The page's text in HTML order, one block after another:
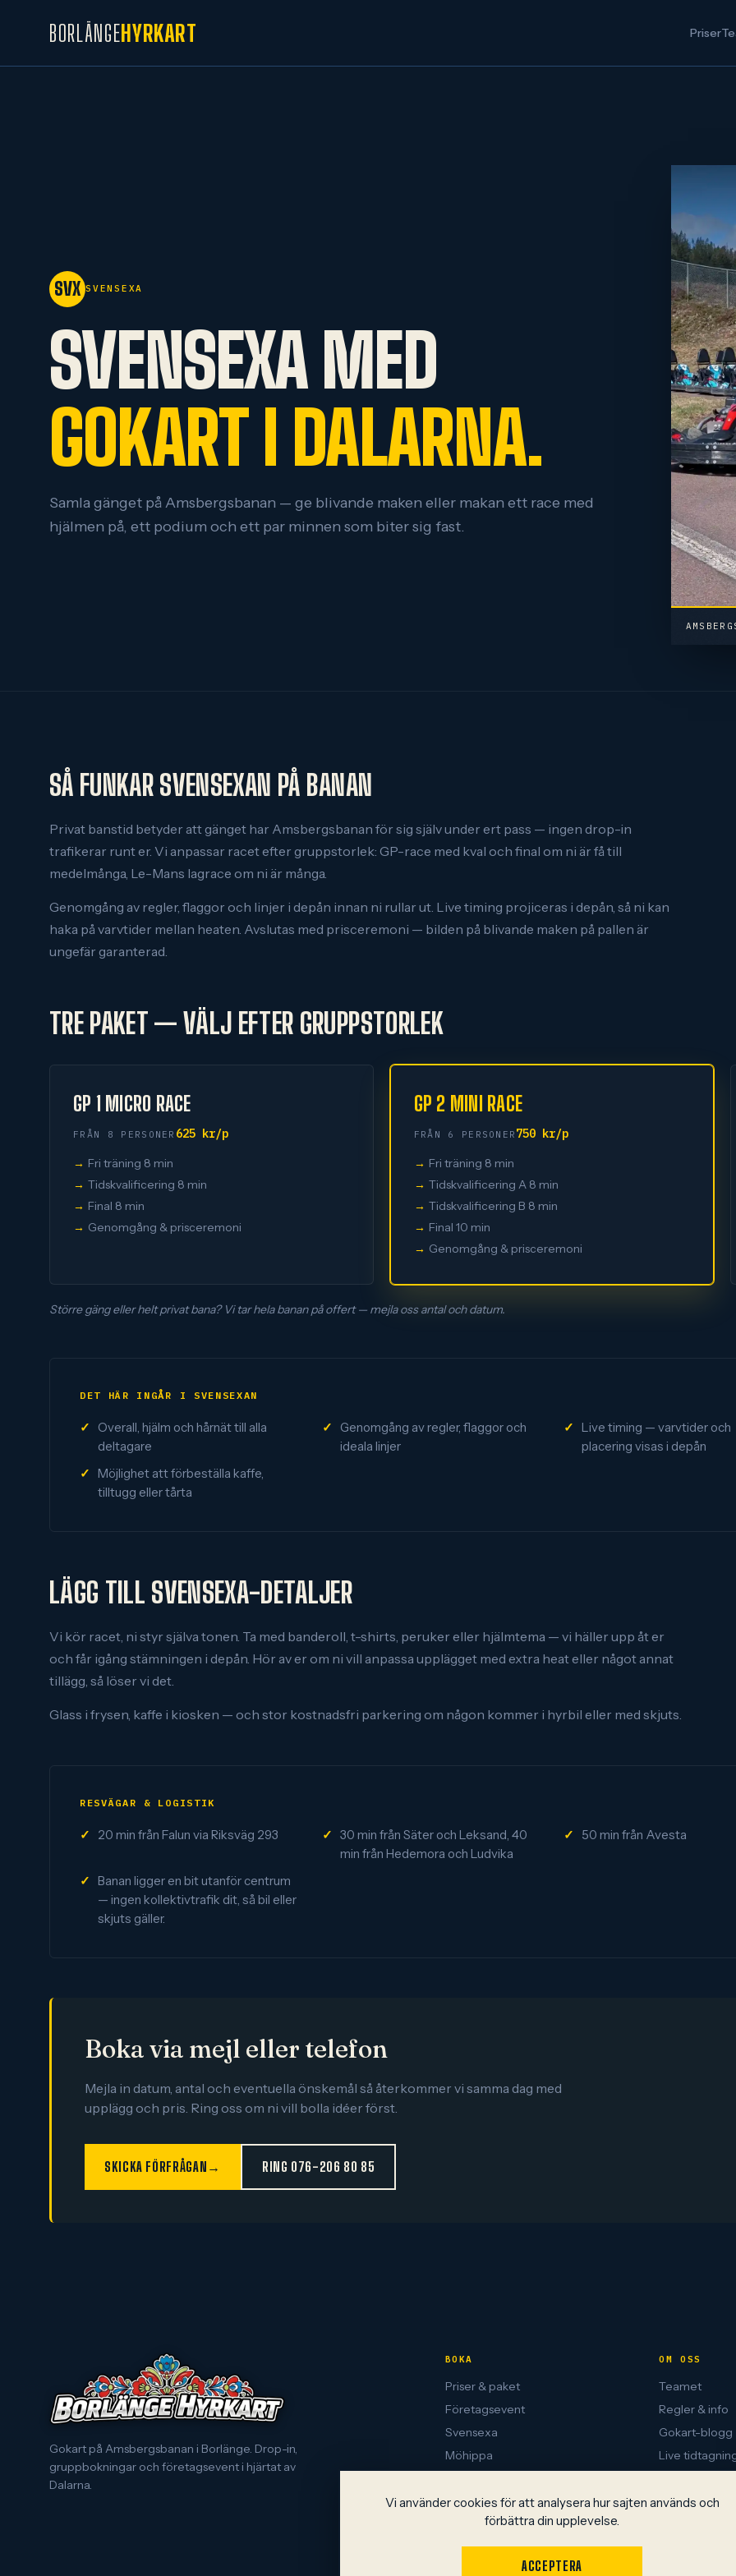
BORLÄNGEHYRKART Priser
SVX SVENSEXA
SVENSEXA MED
GOKART I DALARNA.
Samla gänget på Amsbergsbanan — ge blivande maken eller makan ett race med
hjälmen på, ett podium och ett par minnen som biter sig fast.
SÅ FUNKAR SVENSEXAN PÅ BANAN
Privat banstid betyder att gänget har Amsbergsbanan för sig själv under ert pass — ingen drop-in
trafikerar runt er. Vi anpassar racet efter gruppstorlek: GP-race med kval och final om ni är få till
medelmånga, Le-Mans lagrace om ni är många.
Genomgång av regler, flaggor och linjer i depån innan ni rullar ut. Live timing projiceras i depån, så ni kan
haka på varvtider mellan heaten. Avslutas med prisceremoni — bilden på blivande maken på pallen är
ungefär garanterad.
TRE PAKET — VÄLJ EFTER GRUPPSTORLEK
GP 1 MICRO RACE
FRÅN 8 PERSONER 625 kr/p
Fri träning 8 min
Tidskvalificering 8 min
Final 8 min
Genomgång & prisceremoni
GP 2 MINI RACE
FRÅN 6 PERSONER 750 kr/p
Fri träning 8 min
Tidskvalificering A 8 min
Tidskvalificering B 8 min
Final 10 min
Genomgång & prisceremoni
Större gäng eller helt privat bana? Vi tar hela banan på offert — mejla oss antal och datum.
DET HÄR INGÅR I SVENSEXAN
Overall, hjälm och hårnät till alla
deltagare
Genomgång av regler, flaggor och
ideala linjer
Live timing — varvtider och
placering visas i depån
Möjlighet att förbeställa kaffe,
tilltugg eller tårta
LÄGG TILL SVENSEXA-DETALJER
Vi kör racet, ni styr själva tonen. Ta med banderoll, t-shirts, peruker eller hjälmtema — vi häller upp åt er
och får igång stämningen i depån. Hör av er om ni vill anpassa upplägget med extra heat eller något annat
tillägg, så löser vi det.
Glass i frysen, kaffe i kiosken — och stor kostnadsfri parkering om någon kommer i hyrbil eller med skjuts.
RESVÄGAR & LOGISTIK
20 min från Falun via Riksväg 293
30 min från Säter och Leksand, 40
min från Hedemora och Ludvika
50 min från Avesta
Banan ligger en bit utanför centrum
— ingen kollektivtrafik dit, så bil eller
skjuts gäller.
Boka via mejl eller telefon
Mejla in datum, antal och eventuella önskemål så återkommer vi samma dag med
upplägg och pris. Ring oss om ni vill bolla idéer först.
SKICKA FÖRFRÅGAN → RING 076-206 80 85
Gokart på Amsbergsbanan i Borlänge. Drop-in,
gruppbokningar och företagsevent i hjärtat av
Dalarna.
BOKA
Priser & paket
Företagsevent
Svensexa
Möhippa
Gokart Ludvika
Epassi
OM OSS
Teamet
Regler & info
Gokart-blogg
Live
Vi använder cookies för att analysera hur sajten används och
förbättra din upplevelse.
ACCEPTERA